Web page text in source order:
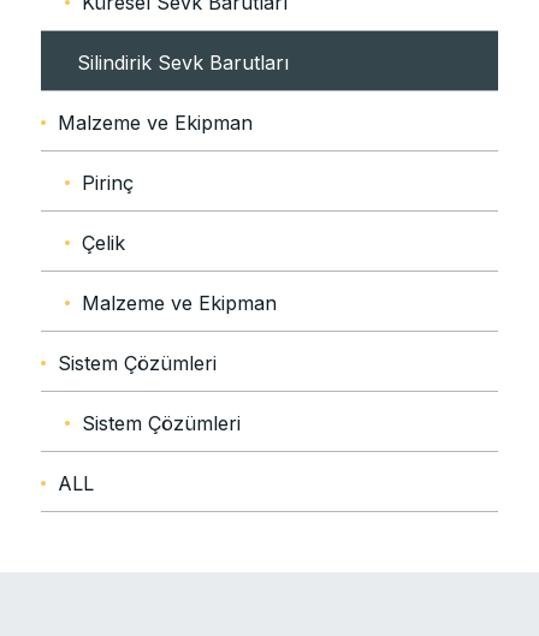
Silindirik Sevk Barutları
Malzeme ve Ekipman
Pirinç
Çelik
Malzeme ve Ekipman
Sistem Çözümleri
Sistem Çözümleri
ALL